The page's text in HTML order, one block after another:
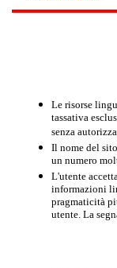
Le risorse
tassativa
senza
Il nome del
un numero
L'utente
informazioni
pragmaticità
utente. La